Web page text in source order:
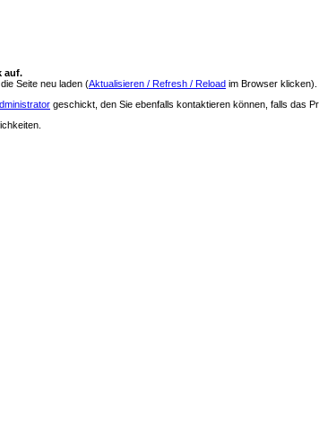
auf.
Seite neu laden (Aktualisieren / Refresh / Reload im Browser klicken).
geschickt, den Sie ebenfalls kontaktieren können, falls das